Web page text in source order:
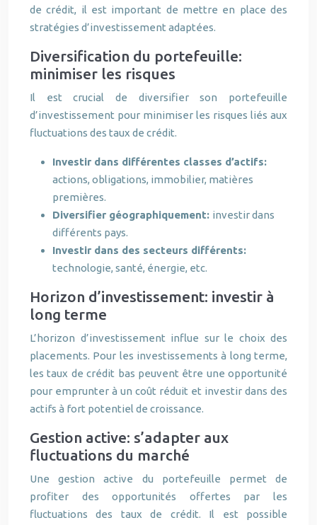
de crédit, il est important de mettre en place des
stratégies d’investissement adaptées.
Diversification du portefeuille:
minimiser les risques
Il est crucial de diversifier son portefeuille
d’investissement pour minimiser les risques liés aux
fluctuations des taux de crédit.
Investir dans différentes classes d’actifs:
actions, obligations, immobilier, matières
premières.
Diversifier géographiquement: investir dans
différents pays.
Investir dans des secteurs différents:
technologie, santé, énergie, etc.
Horizon d’investissement: investir à
long terme
L’horizon d’investissement influe sur le choix des
placements. Pour les investissements à long terme,
les taux de crédit bas peuvent être une opportunité
pour emprunter à un coût réduit et investir dans des
actifs à fort potentiel de croissance.
Gestion active: s’adapter aux
fluctuations du marché
Une gestion active du portefeuille permet de
profiter des opportunités offertes par les
fluctuations des taux de crédit. Il est possible